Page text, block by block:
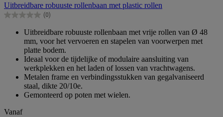
de
5
Uitbreidbare robuuste rollenbaan met plastic rollen
(0)
0.0
sterren.
Uitbreidbare robuuste rollenbaan met vrije rollen van Ø 48
mm, voor het vervoeren en stapelen van voorwerpen met
platte bodem.
Ideaal voor de tijdelijke of modulaire aansluiting van
werkplekken en het laden of lossen van vrachtwagens.
Metalen frame en verbindingsstukken van gegalvaniseerd
staal, dikte 20/10e.
Gemonteerd op poten met wielen.
Vanaf